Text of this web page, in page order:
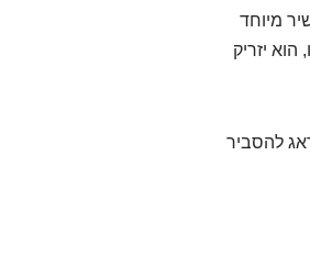
מיוחד
יזריק
להסביר